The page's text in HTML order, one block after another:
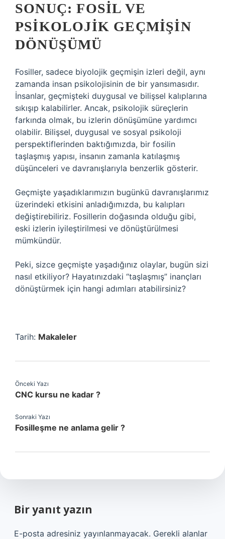
SONUÇ: FOSIL VE
PSIKOLOJIK GEÇMIŞIN
DÖNÜŞÜMÜ
Fosiller, sadece biyolojik geçmişin izleri değil, aynı
zamanda insan psikolojisinin de bir yansımasıdır.
İnsanlar, geçmişteki duygusal ve bilişsel kalıplarına
sıkışıp kalabilirler. Ancak, psikolojik süreçlerin
farkında olmak, bu izlerin dönüşümüne yardımcı
olabilir. Bilişsel, duygusal ve sosyal psikoloji
perspektiflerinden baktığımızda, bir fosilin
taşlaşmış yapısı, insanın zamanla katılaşmış
düşünceleri ve davranışlarıyla benzerlik gösterir.
Geçmişte yaşadıklarımızın bugünkü davranışlarımız
üzerindeki etkisini anladığımızda, bu kalıpları
değiştirebiliriz. Fosillerin doğasında olduğu gibi,
eski izlerin iyileştirilmesi ve dönüştürülmesi
mümkündür.
Peki, sizce geçmişte yaşadığınız olaylar, bugün sizi
nasıl etkiliyor? Hayatınızdaki “taşlaşmış” inançları
dönüştürmek için hangi adımları atabilirsiniz?
Tarih: Makaleler
Önceki Yazı
CNC kursu ne kadar ?
Sonraki Yazı
Fosilleşme ne anlama gelir ?
Bir yanıt yazın
E-posta adresiniz yayınlanmayacak. Gerekli alanlar